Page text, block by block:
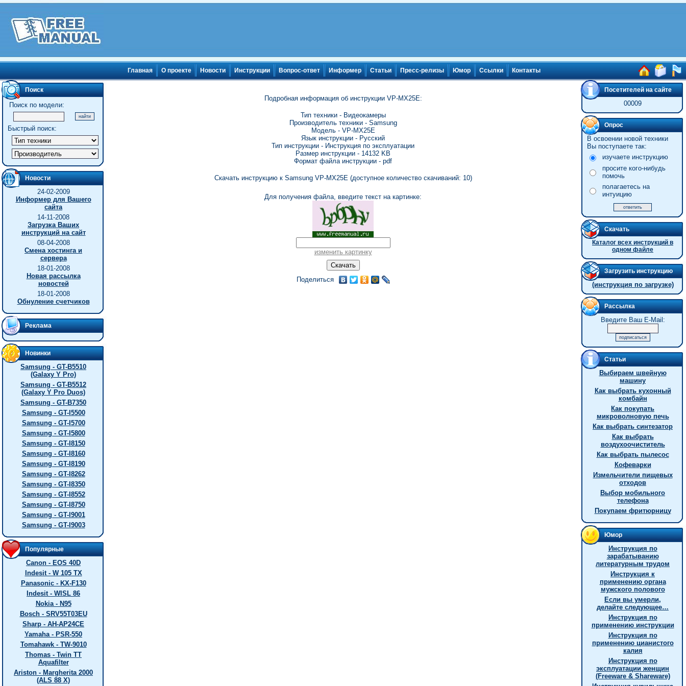
Главная О проекте Новости Инструкции Вопрос-ответ Информер Статьи Пресс-релизы Юмор Ссылки Контакты
Поиск
Поиск по модели:
Быстрый поиск:
Новости
24-02-2009
Информер для Вашего
сайта
14-11-2008
Загрузка Ваших
инструкций на сайт
08-04-2008
Смена хостинга и
сервера
18-01-2008
Новая рассылка
новостей
18-01-2008
Обнуление счетчиков
Реклама
Новинки
Samsung - GT-B5510
(Galaxy Y Pro)
Samsung - GT-B5512
(Galaxy Y Pro Duos)
Samsung - GT-B7350
Samsung - GT-I5500
Samsung - GT-I5700
Samsung - GT-I5800
Samsung - GT-I8150
Samsung - GT-I8160
Samsung - GT-I8190
Samsung - GT-I8262
Samsung - GT-I8350
Samsung - GT-I8552
Samsung - GT-I8750
Samsung - GT-I9001
Samsung - GT-I9003
Популярные
Canon - EOS 40D
Indesit - W 105 TX
Panasonic - KX-F130
Indesit - WISL 86
Nokia - N95
Bosch - SRV55T03EU
Sharp - AH-AP24CE
Yamaha - PSR-550
Tomahawk - TW-9010
Thomas - Twin TT
Aquafilter
Ariston - Margherita 2000
(ALS 88 X)
Подробная информация об инструкции VP-MX25E:
Тип техники - Видеокамеры
Производитель техники - Samsung
Модель - VP-MX25E
Язык инструкции - Русский
Тип инструкции - Инструкция по эксплуатации
Размер инструкции - 14132 KB
Формат файла инструкции - pdf
Скачать инструкцию к Samsung VP-MX25E (доступное количество скачиваний: 10)
Для получения файла, введите текст на картинке:
изменить картинку
Поделиться
Посетителей на сайте
00009
Опрос
В освоении новой техники
Вы поступаете так:
изучаете инструкцию
просите кого-нибудь
помочь
полагаетесь на
интуицию
Скачать
Каталог всех инструкций в
одном файле
Загрузить инструкцию
(инструкция по загрузке)
Рассылка
Введите Ваш E-Mail:
Статьи
Выбираем швейную
машину
Как выбрать кухонный
комбайн
Как покупать
микроволновую печь
Как выбрать синтезатор
Как выбрать
воздухоочиститель
Как выбрать пылесос
Кофеварки
Измельчители пищевых
отходов
Выбор мобильного
телефона
Покупаем фритюрницу
Юмор
Инструкция по
зарабатыванию
литературным трудом
Инструкция к
применению органа
мужского полового
Если вы умерли,
делайте следующее…
Инструкция по
применению инструкции
Инстpукция по
пpименению цианистого
калия
Инструкция по
эксплуатации женщин
(Freeware & Shareware)